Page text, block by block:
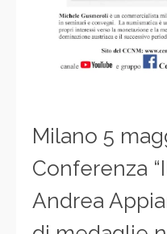
Milano 5
Conferenza
Andrea